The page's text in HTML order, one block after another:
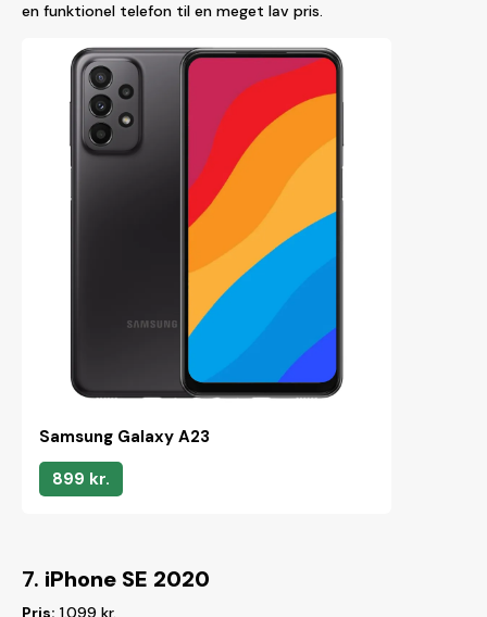
en funktionel telefon til en meget lav pris.
Samsung Galaxy A23
899 kr.
7. iPhone SE 2020
Pris: 1.099 kr.